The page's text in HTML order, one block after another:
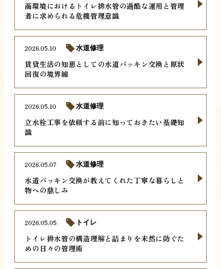
商環境におけるトイレ排水管の過酷な運用と管理
者に求められる危機管理意識
賃貸生活の知恵としての水道パッキン交換と原状
回復の境界線
2026.05.10 水道修理
立水栓工事を依頼する前に知っておきたい基礎知
識
2026.05.10 水道修理
水道パッキン交換が教えてくれた丁寧な暮らしと
物への慈しみ
2026.05.07 水道修理
トイレ排水管の構造理解と詰まりを未然に防ぐた
めの日々の管理術
2026.05.05 トイレ